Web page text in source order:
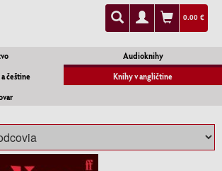
0.00 €
Audioknihy
češtine
Knihy v angličtine